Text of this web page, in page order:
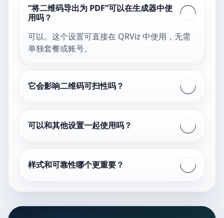
“将二维码导出为 PDF”可以在生成器中使
用吗？
可以。这个设置可直接在 QRViz 中使用，无需
单独套餐或账号。
它会影响二维码可扫性吗？
可以和其他设置一起使用吗？
样式和可靠性哪个更重要？